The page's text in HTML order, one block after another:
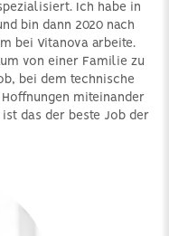
Ich habe in
bin dann 2020 nach
bei Vitanova arbeite.
von einer Familie zu
bei dem technische
miteinander
das der beste Job der